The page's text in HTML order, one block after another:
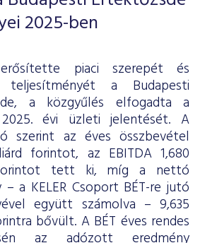
2025-ben
piaci szerepét és
teljesítményét a Budapesti
a közgyűlés elfogadta a
2025. évi üzleti jelentését. A
szerint az éves összbevétel
forintot, az EBITDA 1,680
tett ki, míg a nettó
– a KELER Csoport BÉT-re jutó
együtt számolva – 9,635
bővült. A BÉT éves rendes
az adózott eredmény